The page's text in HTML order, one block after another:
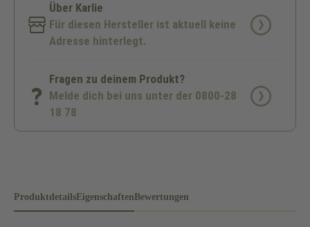
Über Karlie
Für diesen Hersteller ist aktuell keine
Adresse hinterlegt.
Fragen zu deinem Produkt?
Melde dich bei uns unter der 0800-28
18 78
ProduktdetailsEigenschaftenBewertungen